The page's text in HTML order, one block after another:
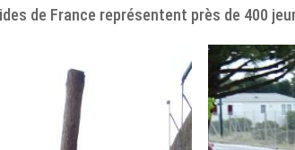
de France représentent près de 400